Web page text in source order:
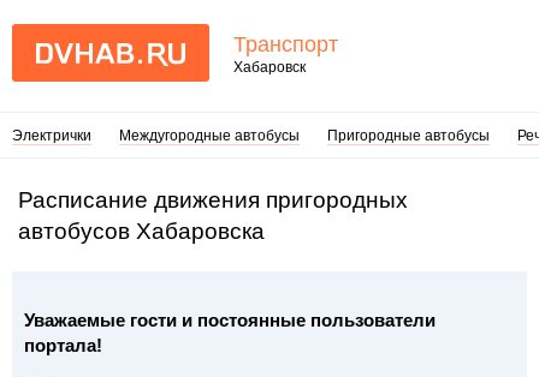
Транспорт
Хабаровск
Электрички Междугородные автобусы Пригородные автобусы
Расписание движения пригородных
автобусов Хабаровска
Уважаемые гости и постоянные пользователи
портала!